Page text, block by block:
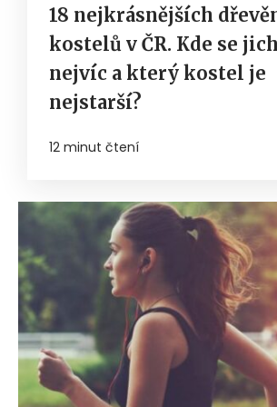
18 nejkrásnějších
kostelů v ČR. Kde se
nejvíc a který kostel je
nejstarší?
12 minut čtení